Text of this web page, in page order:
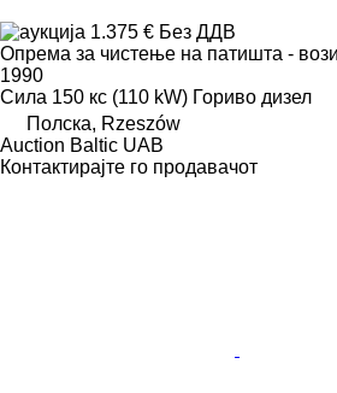
1.375 € Без ДДВ
Опрема за чистење на патишта -
1990
Сила 150 кс (110 kW) Гориво дизел
Полска, Rzeszów
Auction Baltic UAB
Контактирајте го продавачот